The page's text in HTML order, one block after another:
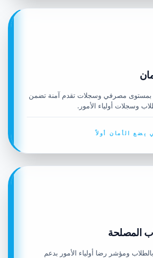
بمستوى مصرفي وسجلات تقدم آمنة تضمن
وسجلات أولياء الأمور.
يضع الأمان أولاً
المصلحة
ومؤشر رضا أولياء الأمور بدعم